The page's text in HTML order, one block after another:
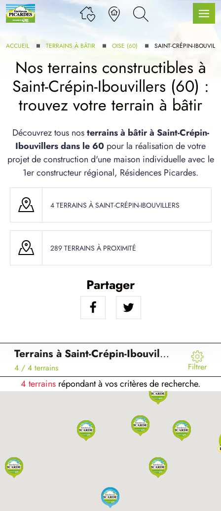
GAMME
SERVICE BDL EXTENSION
ARTICLES
ACCUEIL TERRAINS À BÂTIR OISE (60) SAINT-CRÉPIN-
Nos terrains constructibles à
Saint-Crépin-Ibouvillers (60) :
trouvez votre terrain à bâtir
Découvrez tous nosterrains à bâtir à Saint-Crépin-
Ibouvillers dans le 60 pour la réalisation de votre
projet de construction d'une maison individuelle avec le
1er constructeur régional, Résidences Picardes.
4 TERRAINS À SAINT-CRÉPIN-IBOUVILLERS
289 TERRAINS À PROXIMITÉ
Partager
Terrains à Saint-Crépin-Ibouvillers (60)
4 / 4 terrains Filtrer
4 terrains répondant à vos critères de recherche.